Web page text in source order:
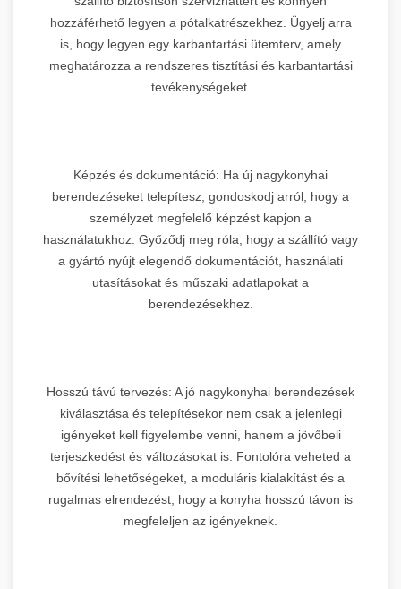
hozzáférhető legyen a pótalkatrészekhez. Ügyelj arra
is, hogy legyen egy karbantartási ütemterv, amely
meghatározza a rendszeres tisztítási és karbantartási
tevékenységeket.
Képzés és dokumentáció: Ha új nagykonyhai
berendezéseket telepítesz, gondoskodj arról, hogy a
személyzet megfelelő képzést kapjon a
használatukhoz. Győződj meg róla, hogy a szállító vagy
a gyártó nyújt elegendő dokumentációt, használati
utasításokat és műszaki adatlapokat a
berendezésekhez.
Hosszú távú tervezés: A jó nagykonyhai berendezések
kiválasztása és telepítésekor nem csak a jelenlegi
igényeket kell figyelembe venni, hanem a jövőbeli
terjeszkedést és változásokat is. Fontolóra veheted a
bővítési lehetőségeket, a moduláris kialakítást és a
rugalmas elrendezést, hogy a konyha hosszú távon is
megfeleljen az igényeknek.